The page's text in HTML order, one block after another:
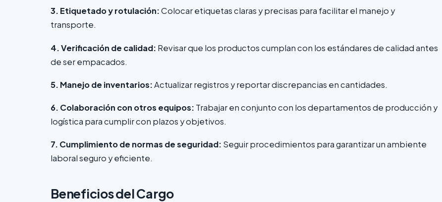
3. Etiquetado y rotulación:Colocar etiquetas claras y precisas para facilitar el manejo y
transporte.
4. Verificación de calidad: Revisar que los productos cumplan con los estándares de calidad antes
de ser empacados.
5. Manejo de inventarios:Actualizar registros y reportar discrepancias en cantidades.
6. Colaboración con otros equipos: Trabajar en conjunto con los departamentos de producción y
logística para cumplir con plazos y objetivos.
7. Cumplimiento de normas de seguridad: Seguir procedimientos para garantizar un ambiente
laboral seguro y eficiente.
Beneficios del Cargo